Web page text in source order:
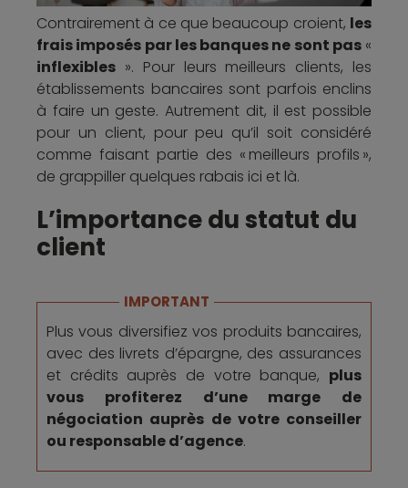
Contrairement à ce que beaucoup croient, les
frais imposés par les banques ne sont pas«
inflexibles ». Pour leurs meilleurs clients, les
établissements bancaires sont parfois enclins
à faire un geste. Autrement dit, il est possible
pour un client, pour peu qu’il soit considéré
comme faisant partie des « meilleurs profils »,
de grappiller quelques rabais ici et là.
L’importance du statut du
client
IMPORTANT
Plus vous diversifiez vos produits bancaires,
avec des livrets d’épargne, des assurances
et crédits auprès de votre banque, plus
vous profiterez d’une marge de
négociation auprès de votre conseiller
ou responsable d’agence.